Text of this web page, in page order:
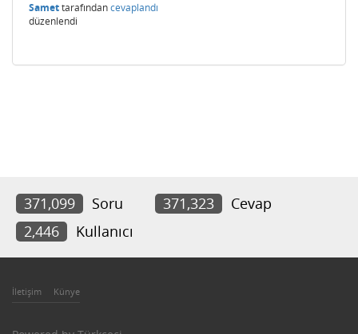
Samettarafındancevaplandı
düzenlendi
371,099 Soru 371,323
Cevap
2,446
Kullanıcı
İletişim Künye